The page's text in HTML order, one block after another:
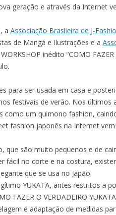
geração e através da Internet
a Associação Brasileira de J-
de Mangá e Ilustrações e a
inédito “COMO FAZER
para ser usada em casa e
festivais de verão. Nos últimos
como um quimono fashion,
fashion japonês na Internet
que são muito pequenos e de
fácil no corte e na costura,
que se usa no Japão.
YUKATA, antes restritos a
FAZER O VERDADEIRO YUKATA
e adaptação de medidas